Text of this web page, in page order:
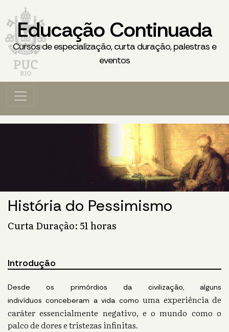
Educação Continuada
Cursos de especialização, curta duração, palestras e
eventos
História do Pessimismo
Curta Duração: 51 horas
Introdução
Desde os primórdios da civilização, alguns
indivíduos conceberam a vida comouma experiência de
caráter essencialmente negativo, e o mundo como o
palco de dores e tristezas infinitas.